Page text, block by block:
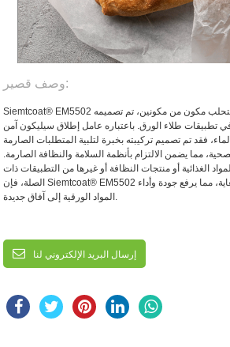
وصف قصير:
Siemtcoat® EM5502 هو نظام متطور يعتمد على مستحلب مكون من مكونين، تم تصميمه
تطبيقات طلاء الورق. باعتباره عامل إطلاق سيليكون آمن
فقد تم تصميم تركيبته بخبرة لتلبية المتطلبات الصارمة
مما يضمن الالتزام بأنظمة السلامة والنظافة الصارمة.
الغذائية أو منتجات النظافة أو غيرها من التطبيقات ذات
الصلة، فإن Siemtcoat® EM5502 يبرز كحل موثوق وفعال للغاية، مما يرفع جودة وأداء
إرسال البريد الإلكتروني لنا